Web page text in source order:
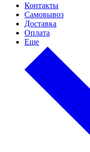
Контакты
Самовывоз
Доставка
Оплата
Еще